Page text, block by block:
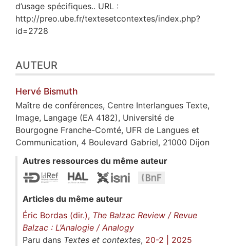
d’usage spécifiques.. URL :
http://preo.ube.fr/textesetcontextes/index.php?
id=2728
AUTEUR
Hervé Bismuth
Maître de conférences, Centre Interlangues Texte,
Image, Langage (EA 4182), Université de
Bourgogne Franche-Comté, UFR de Langues et
Communication, 4 Boulevard Gabriel, 21000 Dijon
Autres ressources du même auteur
Articles du même auteur
Éric Bordas (dir.), The Balzac Review / Revue
Balzac : L’Analogie / Analogy
Paru dans Textes et contextes, 20-2 | 2025